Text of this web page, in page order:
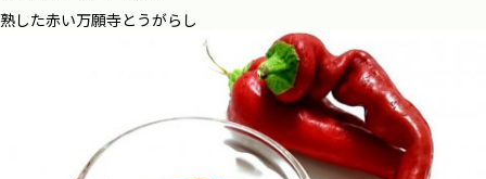
熟した赤い万願寺とうがらし